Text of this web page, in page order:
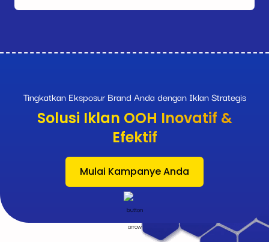
Tingkatkan Eksposur Brand Anda dengan Iklan Strategis
Solusi Iklan OOH Inovatif &
Efektif
Mulai Kampanye Anda